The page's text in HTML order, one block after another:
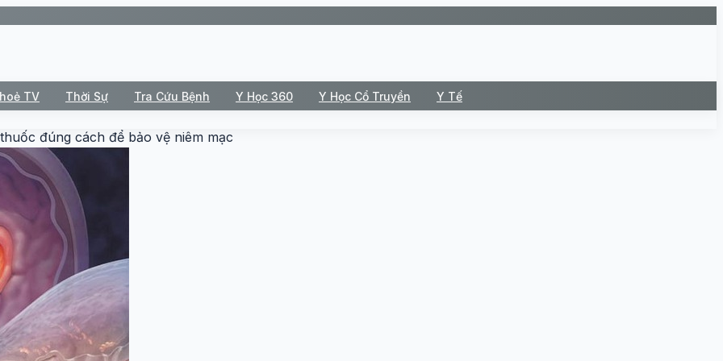
TV Thời Sự Tra Cứu Bệnh Y Học 360 Y Học Cổ Truyền Y Tế
đúng cách để bảo vệ niêm mạc